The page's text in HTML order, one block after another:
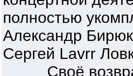
полностью
Александр
Сергей Lavrr
Своё